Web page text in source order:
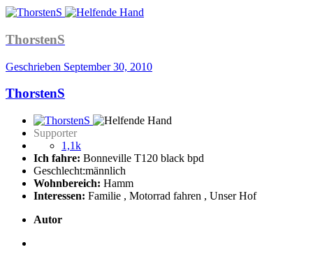
ThorstenS
Geschrieben September 30, 2010
ThorstenS
Supporter
1,1k
Ich fahre: Bonneville T120 black bpd
Geschlecht:männlich
Wohnbereich: Hamm
Interessen: Familie , Motorrad fahren , Unser Hof
Autor